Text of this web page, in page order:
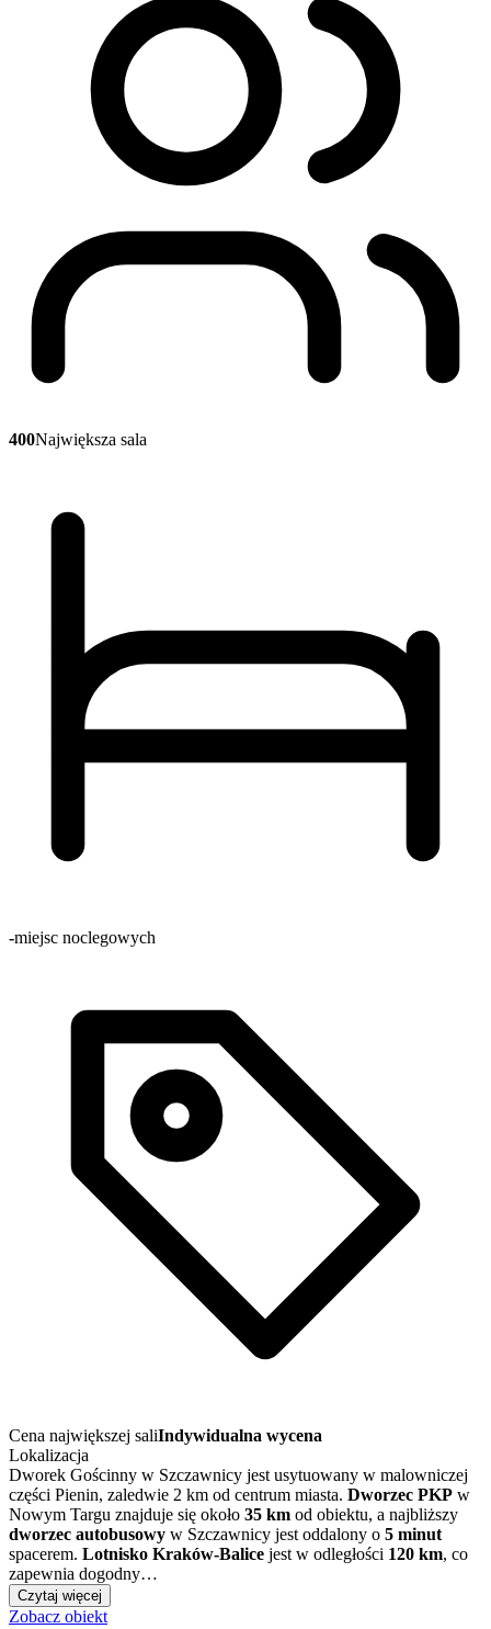
400Największa sala
-miejsc noclegowych
Cena największej saliIndywidualna wycena
Lokalizacja
Dworek Gościnny w Szczawnicy jest usytuowany w malowniczej
części Pienin, zaledwie 2 km od centrum miasta. Dworzec PKP w
Nowym Targu znajduje się około 35 km od obiektu, a najbliższy
dworzec autobusowy w Szczawnicy jest oddalony o 5 minut
spacerem. Lotnisko Kraków-Balice jest w odległości 120 km, co
zapewnia dogodny…
Czytaj więcej
Zobacz obiekt